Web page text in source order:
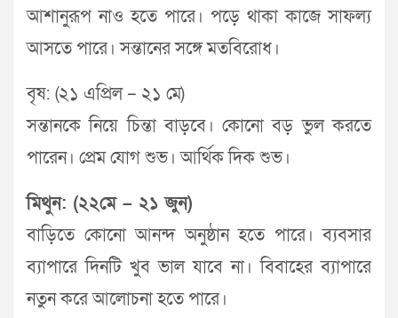
আশানুরূপ নাও হতে পারে। পড়ে থাকা কাজে সাফল্য
আসতে পারে। সন্তানের সঙ্গে মতবিরোধ।
বৃষ: (২১ এপ্রিল – ২১ মে)
সন্তানকে নিয়ে চিন্তা বাড়বে। কোনো বড় ভুল করতে
পারেন। প্রেম যোগ শুভ। আর্থিক দিক শুভ।
মিথুন: (২২মে – ২১ জুন)
বাড়িতে কোনো আনন্দ অনুষ্ঠান হতে পারে। ব্যবসার
ব্যাপারে দিনটি খুব ভাল যাবে না। বিবাহের ব্যাপারে
নতুন করে আলোচনা হতে পারে।